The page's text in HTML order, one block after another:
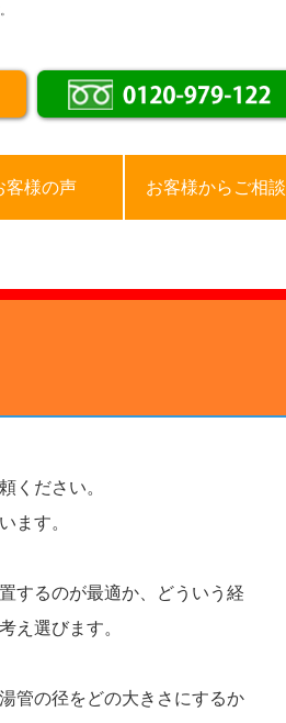
客様の声 お客様からご相談
ください。
ます。
するのが最適か、どういう経
え選びます。
管の径をどの大きさにするか